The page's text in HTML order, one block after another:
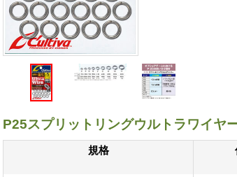
P25スプリットリングウルトラワイヤ
規格